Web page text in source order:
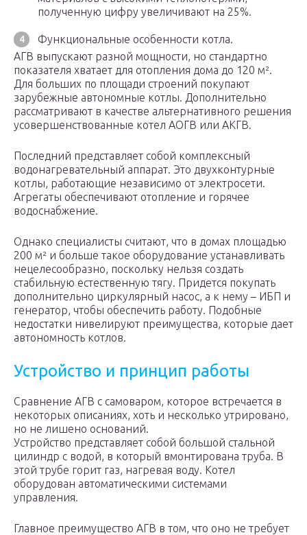
полученную цифру увеличивают на 25%.
Функциональные особенности котла.
АГВ выпускают разной мощности, но стандартно
показателя хватает для отопления дома до 120 м².
Для больших по площади строений покупают
зарубежные автономные котлы. Дополнительно
рассматривают в качестве альтернативного решения
усовершенствованные котел АОГВ или АКГВ.
Последний представляет собой комплексный
водонагревательный аппарат. Это двухконтурные
котлы, работающие независимо от электросети.
Агрегаты обеспечивают отопление и горячее
водоснабжение.
Однако специалисты считают, что в домах площадью
200 м² и больше такое оборудование устанавливать
нецелесообразно, поскольку нельзя создать
стабильную естественную тягу. Придется покупать
дополнительно циркулярный насос, а к нему – ИБП и
генератор, чтобы обеспечить работу. Подобные
недостатки нивелируют преимущества, которые дает
автономность котлов.
Устройство и принцип работы
Сравнение АГВ с самоваром, которое встречается в
некоторых описаниях, хоть и несколько утрировано,
но не лишено оснований.
Устройство представляет собой большой стальной
цилиндр с водой, в который вмонтирована труба. В
этой трубе горит газ, нагревая воду. Котел
оборудован автоматическими системами
управления.
Главное преимущество АГВ в том, что оно не требует